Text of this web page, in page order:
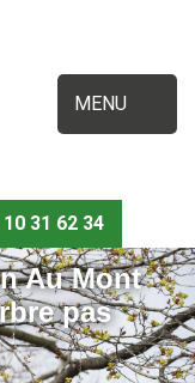
MENU
10 31 62 34
Au Mont
pas